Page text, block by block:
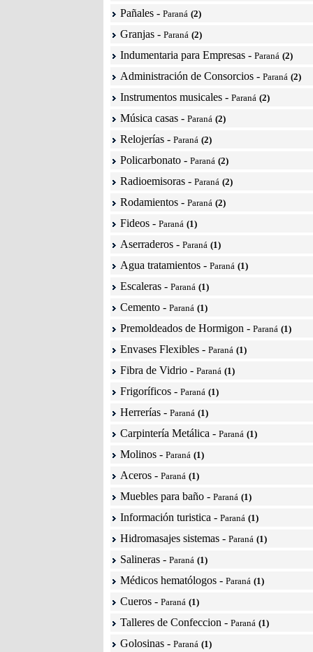
Pañales - Paraná (2)
Granjas - Paraná (2)
Indumentaria para Empresas - Paraná (2)
Administración de Consorcios - Paraná (2)
Instrumentos musicales - Paraná (2)
Música casas - Paraná (2)
Relojerías - Paraná (2)
Policarbonato - Paraná (2)
Radioemisoras - Paraná (2)
Rodamientos - Paraná (2)
Fideos - Paraná (1)
Aserraderos - Paraná (1)
Agua tratamientos - Paraná (1)
Escaleras - Paraná (1)
Cemento - Paraná (1)
Premoldeados de Hormigon - Paraná (1)
Envases Flexibles - Paraná (1)
Fibra de Vidrio - Paraná (1)
Frigoríficos - Paraná (1)
Herrerías - Paraná (1)
Carpintería Metálica - Paraná (1)
Molinos - Paraná (1)
Aceros - Paraná (1)
Muebles para baño - Paraná (1)
Información turistica - Paraná (1)
Hidromasajes sistemas - Paraná (1)
Salineras - Paraná (1)
Médicos hematólogos - Paraná (1)
Cueros - Paraná (1)
Talleres de Confeccion - Paraná (1)
Golosinas - Paraná (1)